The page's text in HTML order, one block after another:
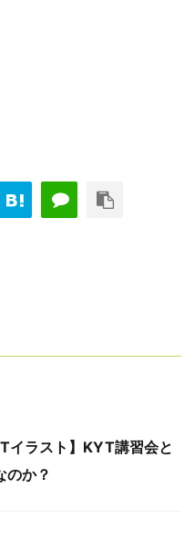
ラスト】KYT講習会と
のか？